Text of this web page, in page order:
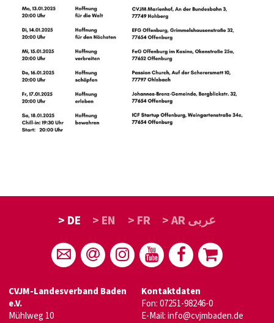
> DE > EN > FR > AR عربى
CVJM-Landesverband Baden
e.V.
Mühlweg 10
Kontaktdaten
Fon: 07251-98246-0
E-Mail:info@cvjmbaden.de